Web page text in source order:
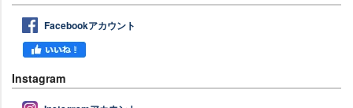
Facebookアカウント
Instagram